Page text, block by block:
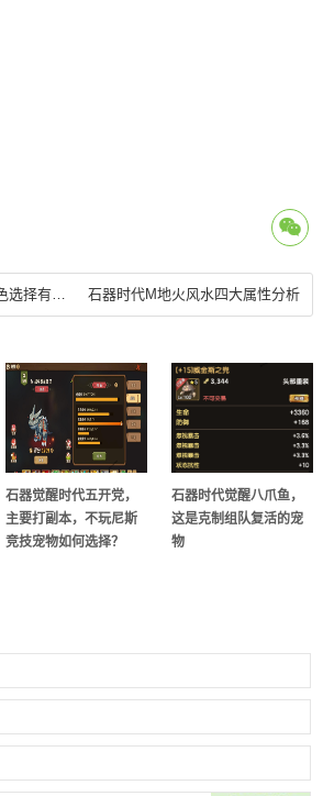
石器时代私服人物的颜色选择有差别吗？ 石器时代M地火风水四大属性分析
石器觉醒时代五开党，
主要打副本，不玩尼斯
竞技宠物如何选择？
石器时代觉醒八爪鱼，
这是克制组队复活的宠
物